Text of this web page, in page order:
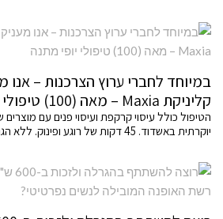
במיוחד לחברי ערוץ הצרכנות – אנו
קליניקת Maxia – מאה (100) טיפולי יופי מתנה
הטיפול כולל עיסוי קרקפת ועיסוי פנים עם
יוקרתית באשדוד. 45 דקות של רוגע ופינוק. ללא הגרלה וללא תחרות